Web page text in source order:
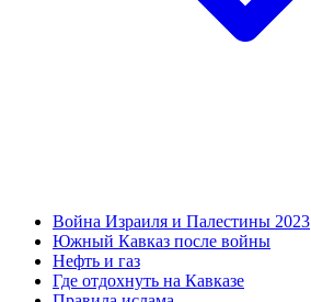
Война Израиля и Палестины 2023
Южный Кавказ после войны
Нефть и газ
Где отдохнуть на Кавказе